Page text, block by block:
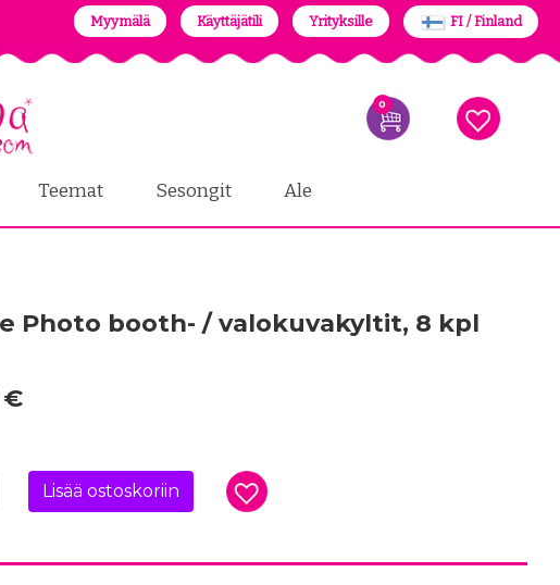
Myymälä Käyttäjätili Yrityksille FI / Finland
0
Teemat Sesongit Ale
Photo booth- / valokuvakyltit, 8 kpl
€
Lisää ostoskoriin